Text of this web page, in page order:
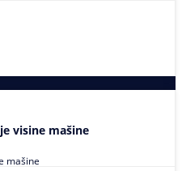
visine mašine
mašine